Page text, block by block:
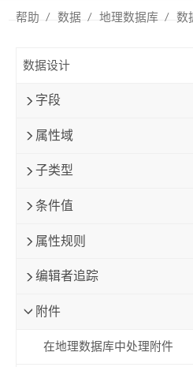
帮助 数据 地理数据库 数
数据设计
字段
属性域
子类型
条件值
属性规则
编辑者追踪
附件
在地理数据库中处理附件